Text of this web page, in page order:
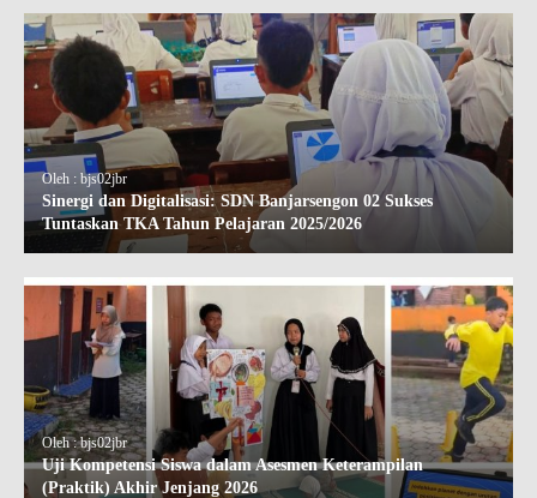
Oleh : bjs02jbr
Sinergi dan Digitalisasi: SDN Banjarsengon 02 Sukses
Tuntaskan TKA Tahun Pelajaran 2025/2026
Oleh : bjs02jbr
Uji Kompetensi Siswa dalam Asesmen Keterampilan
(Praktik) Akhir Jenjang 2026